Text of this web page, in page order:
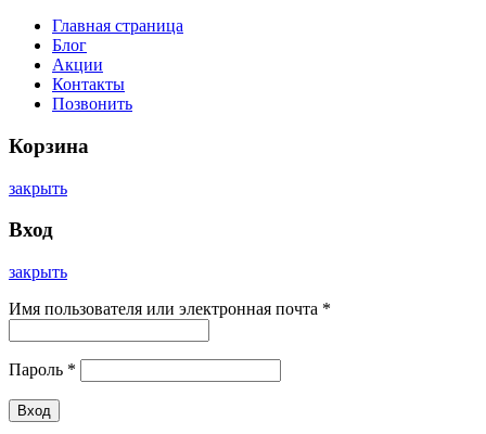
Главная страница
Блог
Акции
Контакты
Позвонить
Корзина
закрыть
Вход
закрыть
Имя пользователя или электронная почта *
Пароль *
Вход